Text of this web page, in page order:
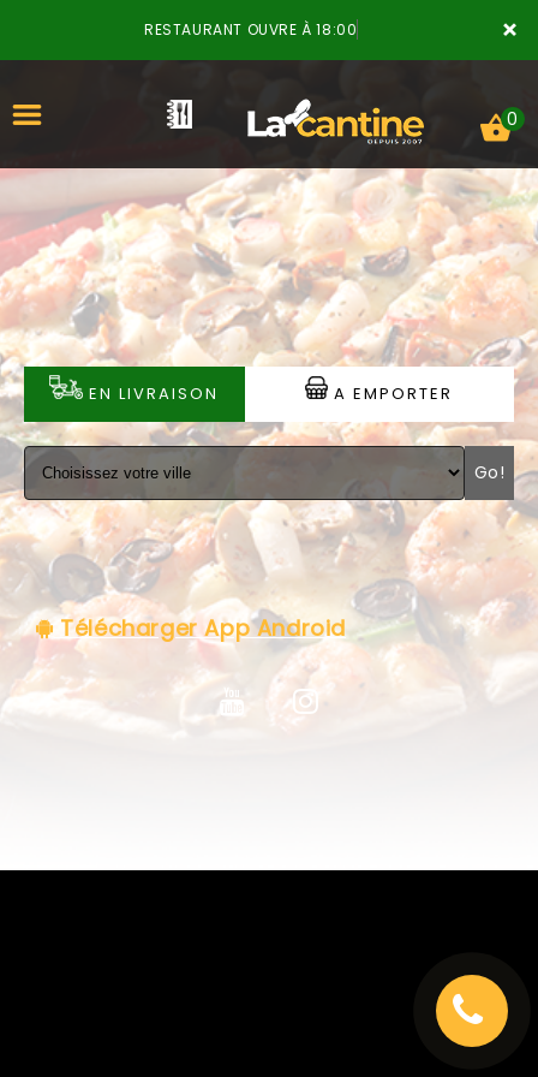
×
RESTAURANT OUVRE À 18:00
ACCUEIL
LA CARTE
VOTRE COMPTE
NOTRE RESTAURANT
VOS AVIS
MENTIONS LÉGALES
C.G.V
0
EN LIVRAISON A EMPORTER
Go!
Télécharger App Android